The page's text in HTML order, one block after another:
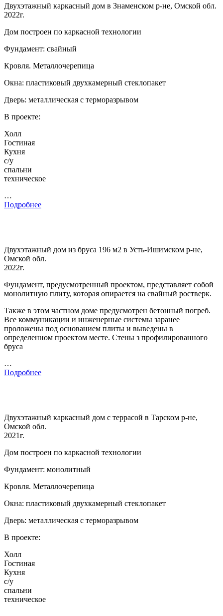
Двухэтажный каркасный дом в Знаменском р-не, Омской обл.
2022г.
Дом построен по каркасной технологии
Фундамент: свайный
Кровля. Металлочерепица
Окна: пластиковый двухкамерный стеклопакет
Дверь: металлическая с терморазрывом
В проекте:
Холл
Гостиная
Кухня
с/у
спальни
техническое
…
Подробнее
Двухэтажный дом из бруса 196 м2 в Усть-Ишимском р-не,
Омской обл.
2022г.
Фундамент, предусмотренный проектом, представляет собой
монолитную плиту, которая опирается на свайный ростверк.
Также в этом частном доме предусмотрен бетонный погреб.
Все коммуникации и инженерные системы заранее
проложены под основанием плиты и выведены в
определенном проектом месте. Стены з профилированного
бруса
…
Подробнее
Двухэтажный каркасный дом с террасой в Тарском р-не,
Омской обл.
2021г.
Дом построен по каркасной технологии
Фундамент: монолитный
Кровля. Металлочерепица
Окна: пластиковый двухкамерный стеклопакет
Дверь: металлическая с терморазрывом
В проекте:
Холл
Гостиная
Кухня
с/у
спальни
техническое